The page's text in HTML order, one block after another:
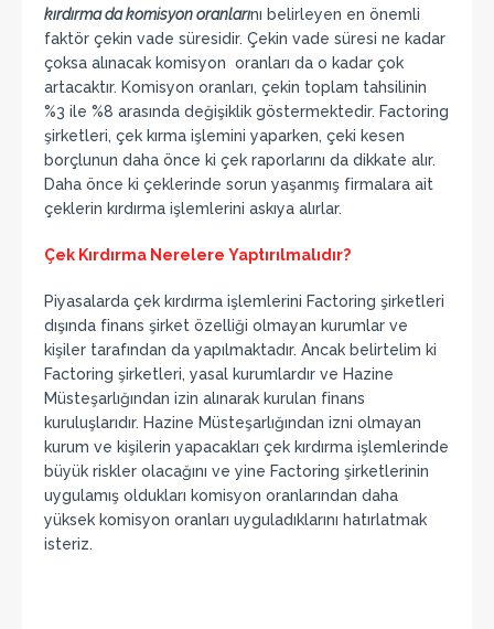
kırdırma da komisyon oranlarını belirleyen en önemli
faktör çekin vade süresidir. Çekin vade süresi ne kadar
çoksa alınacak komisyon oranları da o kadar çok
artacaktır. Komisyon oranları, çekin toplam tahsilinin
%3 ile %8 arasında değişiklik göstermektedir. Factoring
şirketleri, çek kırma işlemini yaparken, çeki kesen
borçlunun daha önce ki çek raporlarını da dikkate alır.
Daha önce ki çeklerinde sorun yaşanmış firmalara ait
çeklerin kırdırma işlemlerini askıya alırlar.
Çek Kırdırma Nerelere Yaptırılmalıdır?
Piyasalarda çek kırdırma işlemlerini Factoring şirketleri
dışında finans şirket özelliği olmayan kurumlar ve
kişiler tarafından da yapılmaktadır. Ancak belirtelim ki
Factoring şirketleri, yasal kurumlardır ve Hazine
Müsteşarlığından izin alınarak kurulan finans
kuruluşlarıdır. Hazine Müsteşarlığından izni olmayan
kurum ve kişilerin yapacakları çek kırdırma işlemlerinde
büyük riskler olacağını ve yine Factoring şirketlerinin
uygulamış oldukları komisyon oranlarından daha
yüksek komisyon oranları uyguladıklarını hatırlatmak
isteriz.